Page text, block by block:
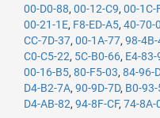
00-D0-88, 00-12-C9, 00-1C-
00-21-1E, F8-ED-A5, 40-70-
CC-7D-37, 00-1A-77, 98-4B-
C0-C5-22, 5C-B0-66, E4-83-
00-16-B5, 80-F5-03, 84-96-
D4-B2-7A, 90-9D-7D, B0-93-
D4-AB-82, 94-8F-CF, 74-8A-